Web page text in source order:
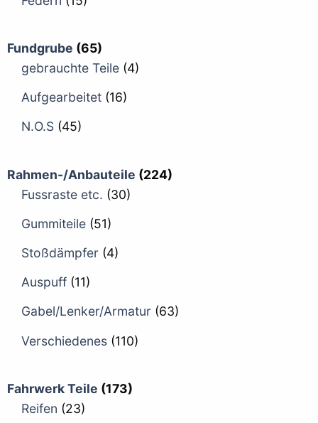
Fundgrube (65)
gebrauchte Teile (4)
Aufgearbeitet (16)
N.O.S (45)
Rahmen-/Anbauteile (224)
Fussraste etc. (30)
Gummiteile (51)
Stoßdämpfer (4)
Auspuff (11)
Gabel/Lenker/Armatur (63)
Verschiedenes (110)
Fahrwerk Teile (173)
Reifen (23)